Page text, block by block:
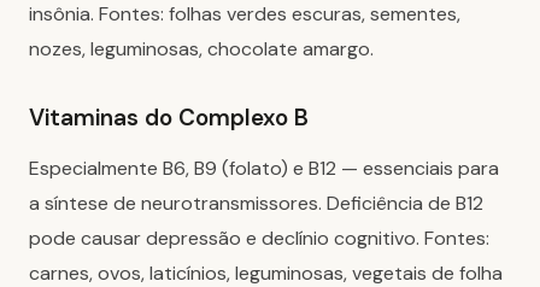
insônia. Fontes: folhas verdes escuras, sementes,
nozes, leguminosas, chocolate amargo.
Vitaminas do Complexo B
Especialmente B6, B9 (folato) e B12 — essenciais para
a síntese de neurotransmissores. Deficiência de B12
pode causar depressão e declínio cognitivo. Fontes:
carnes, ovos, laticínios, leguminosas, vegetais de folha